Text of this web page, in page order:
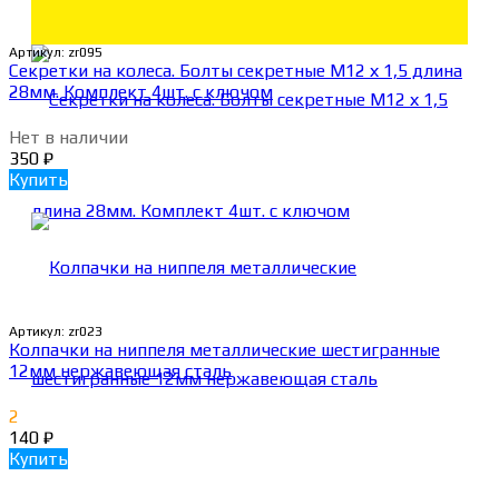
Артикул: zr095
Секретки на колеса. Болты секретные М12 х 1,5 длина
28мм. Комплект 4шт. с ключом
Нет в наличии
350 ₽
Купить
Артикул: zr023
Колпачки на ниппеля металлические шестигранные
12мм нержавеющая сталь
2
140 ₽
Купить